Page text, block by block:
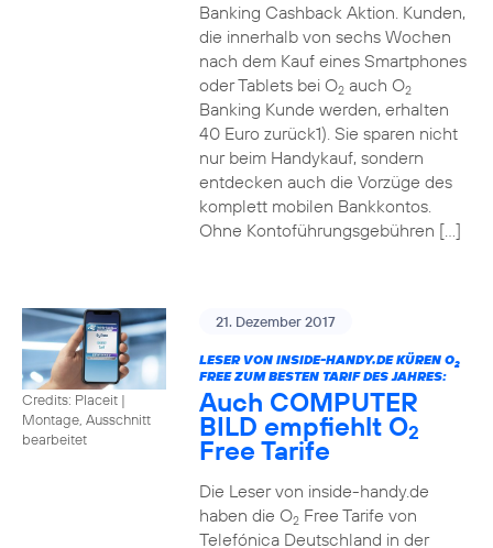
Banking Cashback Aktion. Kunden,
die innerhalb von sechs Wochen
nach dem Kauf eines Smartphones
oder Tablets bei O2auch O2
Banking Kunde werden, erhalten
40 Euro zurück1). Sie sparen nicht
nur beim Handykauf, sondern
entdecken auch die Vorzüge des
komplett mobilen Bankkontos.
Ohne Kontoführungsgebühren […]
Credits: Placeit |
Montage, Ausschnitt
bearbeitet
21. Dezember 2017
LESER VON INSIDE-HANDY.DE KÜREN O2
FREE ZUM BESTEN TARIF DES JAHRES:
Auch COMPUTER
BILD empfiehlt O2
Free Tarife
Die Leser von inside-handy.de
haben die O2Free Tarife von
Telefónica Deutschland in der